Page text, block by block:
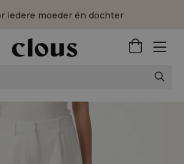
iedere moeder én dochter
winkels in Nederland